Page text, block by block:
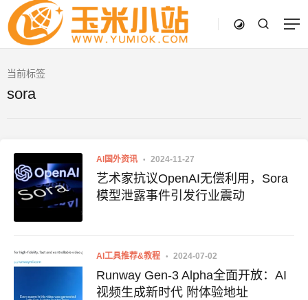
当前标签
sora
AI国外资讯 2024-11-27
艺术家抗议OpenAI无偿利用，Sora
模型泄露事件引发行业震动
AI工具推荐&教程 2024-07-02
Runway Gen-3 Alpha全面开放：AI
视频生成新时代 附体验地址